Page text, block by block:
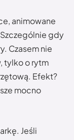
animowane
gdy
Czasem nie
tylko o rytm
Efekt?
mocno
Jeśli